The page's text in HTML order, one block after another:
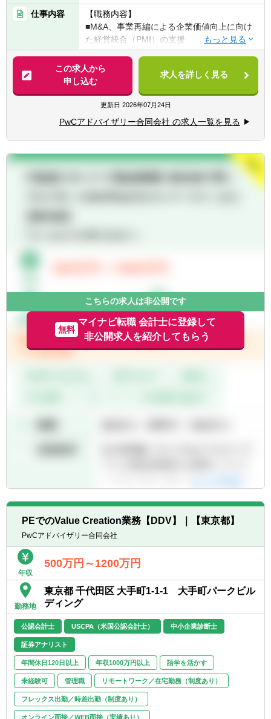
する知見
■探求心・洞察力・ロジカルシンキング能力
■クライアントリレーション、コミュニケー
ション能力
■PCスキル（Excel、Powerpoint、Word）の
スキル（特にExcel中級以上）
▽下記いずれかに該当する方優遇
■コンサルティングファームでの組織・経営
管理・業務改革、IT企画/導入等の実務経験
（担当領域は問いません）
ンス構築等の経験
■事業会社、商社における事業企画、M&A経
■公認会計士、USCPA、中小企業診断士、証
券アナリストに関する資格尚可
■英語力、海外駐在経験あれば尚可
※高い英語力があれば、クロスボーダー案件
への関与機会多数、海外駐在機会等も増加
仕事内容
【職務内容】
■M&A、事業再編による企業価値向上に向け
た経営統合（PMI）の支援
・オペレーション・ITデューデリジェンスを
通じた、統合影響・シナジー分析、及びPMI
プランニング
・統合ビジョン・事業計画・統合計画の作
成、ガバナンス・経営管理の高度化支援
・シナジー定量化・事業価値向上施策の検
討、モニタリング・実行支援
・会計・人事といったバックオフィス、営
業・SCM等のバリューチェーンオペレーショ
ン等の組織・業務設計、導入支援
ォリオの最適化支援
ーション面からのフィジビリティスタディ・
の分析と分離計画の策定、財務影響の精査、
ディールパッケージの作成
・ディール実行時のセルサイドないしバイサ
イドからのデューディリジェンス、事業統
合、事業分離に係る具体設計、プロジェクト
ー・ベンチマーク、統合/分離影響の分析、改
善機会の抽出
■業績向上に向けたデータ・財務分析、モデ
ル策定/ダッシュボード構築
■オペレーション機能の統合、人事・財務会
最適化
■株式売買契約、事業譲渡契約、その他ディ
ールに係る付随契約内容の検討
■多数のステークホルダーを含むプロジェク
トマネジメント
ル、パワーポイント）
■提案活動に関わる調査・分析
この求人から
申し込む
求人を詳しく見る
更新日 2026年07月24日
PwCアドバイザリー合同会社 の求人一覧を見る
こちらの求人は非公開です
無料
マイナビ転職 会計士に登録して
非公開求人を紹介してもらう
PEでのValue Creation業務【DDV】｜【東京都】
PwCアドバイザリー合同会社
年収
500万円～1200万円
勤務地
東京都 千代田区 大手町1-1-1 大手町パークビル
ディング
公認会計士 USCPA（米国公認会計士） 中小企業診断士
証券アナリスト
年間休日120日以上 年収1000万円以上 語学を活かす
未経験可 管理職 リモートワーク／在宅勤務（制度あり）
フレックス出勤／時差出勤（制度あり）
オンライン面接／WEB面接（実績あり）